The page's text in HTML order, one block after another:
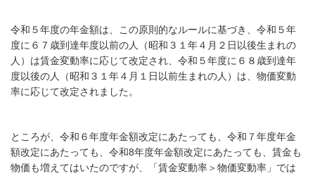
令和５年度の年金額は、この原則的なルールに基づき、令和５年
度に６７歳到達年度以前の人（昭和３１年４月２日以後生まれの
人）は賃金変動率に応じて改定され、令和５年度に６８歳到達年
度以後の人（昭和３１年４月１日以前生まれの人） は、物価変動
率に応じて改定されました。
ところが、令和６年度年金額改定にあたっても、令和７年度年金
額改定にあたっても、令和8年度年金額改定にあたっても、賃金も
物価も増えてはいたのですが、「賃金変動率＞物価変動率」では